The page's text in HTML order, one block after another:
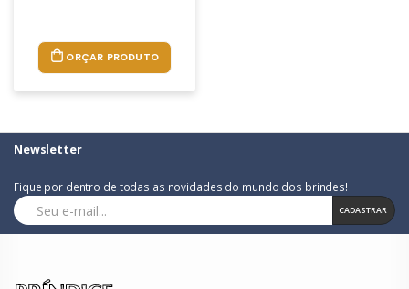
ORÇAR PRODUTO
Newsletter
Fique por dentro de todas as novidades do mundo dos brindes!
CADASTRAR